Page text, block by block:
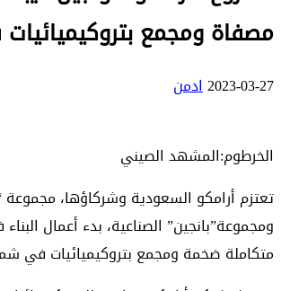
مصفاة ومجمع
2023-03-27ادمن
الخرطوم:المشهد الصيني
تعتزم أرامكو السعودية وشركاؤها، مجموعة
ومجموعة”بانجين” الصناعية، بدء أعمال
متكاملة ضخمة ومجمع بتروكيميائيات في